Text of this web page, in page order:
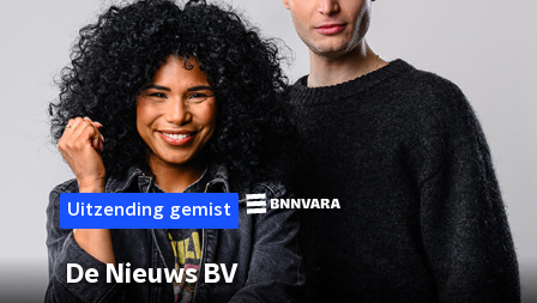
Uitzending gemist
De Nieuws BV